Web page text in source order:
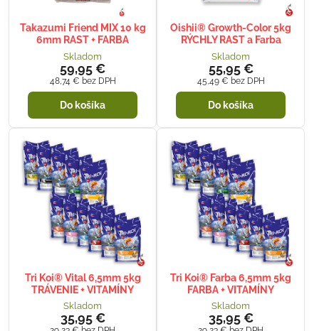
Takazumi Friend MIX 10 kg
6mm RAST + FARBA
Skladom
59,95 €
48,74 € bez DPH
Do košíka
Oishii® Growth-Color 5kg
RÝCHLY RAST a Farba
Skladom
55,95 €
45,49 € bez DPH
Do košíka
Tri Koi® Vital 6,5mm 5kg
TRÁVENIE + VITAMÍNY
Skladom
35,95 €
Tri Koi® Farba 6,5mm 5kg
FARBA + VITAMÍNY
Skladom
35,95 €